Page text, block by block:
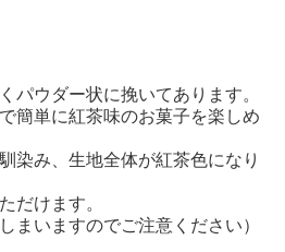
パウダー状に挽いてあります。
簡単に紅茶味のお菓子を楽しめ
染み、生地全体が紅茶色になり
だけます。
まいますのでご注意ください）